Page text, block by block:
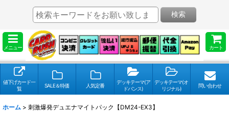
メニュー カート
検索
値下げカード一
覧
SALE＆特価 人気定番
デッキテーマ(ア
ドバンス)
デッキテーマ(オ
リジナル)
問い合わせ
ホーム > 刺激爆発デュエナマイトパック【DM24-EX3】